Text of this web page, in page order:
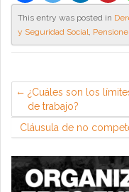
This entry was posted in
y Seguridad Social,
¿Cuáles son los
de trabajo?
Cláusula de no